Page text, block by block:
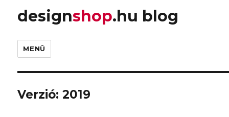
designshop.hu blog
MENÜ
Verzió:2019